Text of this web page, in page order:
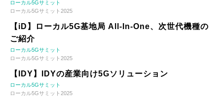
ローカル5Gサミット
ローカル5Gサミット2025
【iD】ローカル5G基地局 All-In-One、次世代機種の
ご紹介
ローカル5Gサミット
ローカル5Gサミット2025
【IDY】IDYの産業向け5Gソリューション
ローカル5Gサミット
ローカル5Gサミット2025